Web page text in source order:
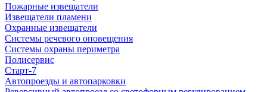
Пожарные извещатели
Извещатели пламени
Охранные извещатели
Системы речевого оповещения
Системы охраны периметра
Полисервис
Старт-7
Автопроезды и автопарковки